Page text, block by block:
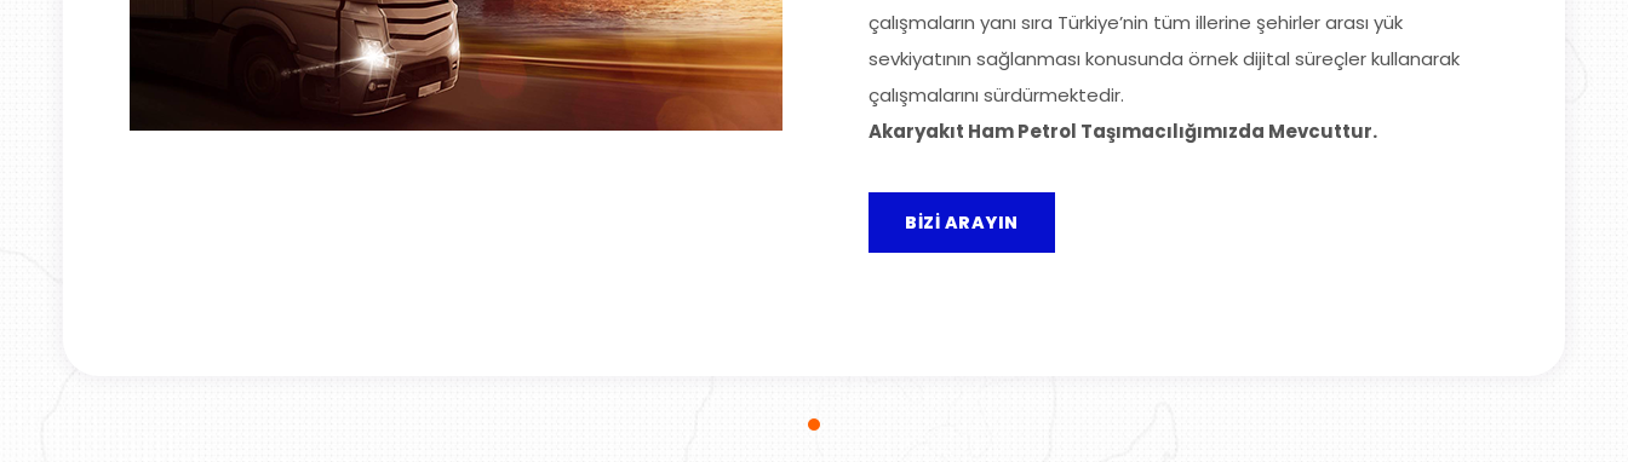
çalışmaların yanı sıra Türkiye’nin tüm illerine şehirler arası yük
sevkiyatının sağlanması konusunda örnek dijital süreçler kullanarak
çalışmalarını sürdürmektedir.
Akaryakıt Ham Petrol Taşımacılığımızda Mevcuttur.
BİZİ ARAYIN